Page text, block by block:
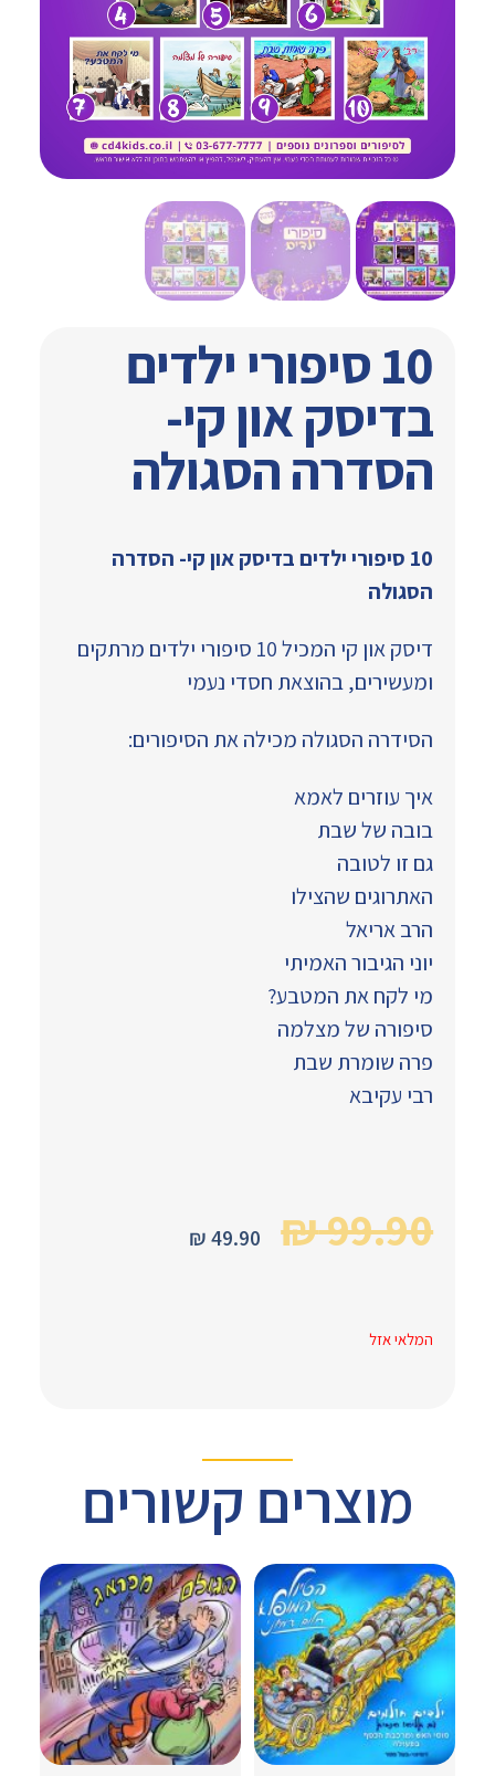
10 סיפורי ילדים
בדיסק און קי-
הסדרה הסגולה
10 סיפורי ילדים בדיסק און קי- הסדרה
הסגולה
דיסק און קי המכיל 10 סיפורי ילדים מרתקים
ומעשירים, בהוצאת חסדי נעמי
הסידרה הסגולה מכילה את הסיפורים:
איך עוזרים לאמא
בובה של שבת
גם זו לטובה
האתרוגים שהצילו
הרב אריאל
יוני הגיבור האמיתי
מי לקח את המטבע?
סיפורה של מצלמה
פרה שומרת שבת
רבי עקיבא
₪99.90
₪49.90
המלאי אזל
מוצרים קשורים